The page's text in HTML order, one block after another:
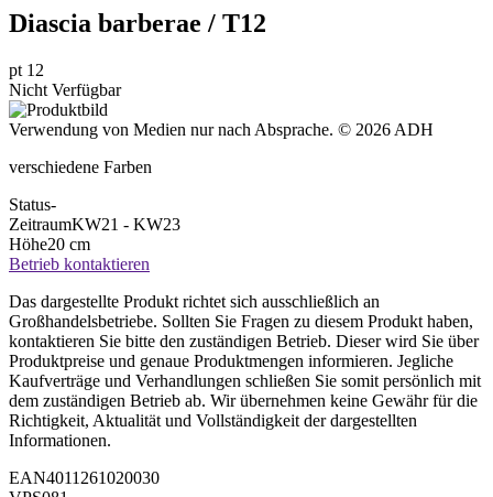
Diascia barberae / T12
pt 12
Nicht Verfügbar
Verwendung von Medien nur nach Absprache. © 2026 ADH
verschiedene Farben
Status-
ZeitraumKW21 - KW23
Höhe20 cm
Betrieb kontaktieren
Das dargestellte Produkt richtet sich ausschließlich an
Großhandelsbetriebe. Sollten Sie Fragen zu diesem Produkt haben,
kontaktieren Sie bitte den zuständigen Betrieb. Dieser wird Sie über
Produktpreise und genaue Produktmengen informieren. Jegliche
Kaufverträge und Verhandlungen schließen Sie somit persönlich mit
dem zuständigen Betrieb ab. Wir übernehmen keine Gewähr für die
Richtigkeit, Aktualität und Vollständigkeit der dargestellten
Informationen.
EAN4011261020030